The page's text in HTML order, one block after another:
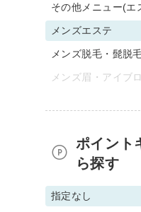
その他メニュー(エ
メンズエステ
メンズ脱毛・髭脱
メンズ眉・アイブ
ポイント
ら探す
指定なし